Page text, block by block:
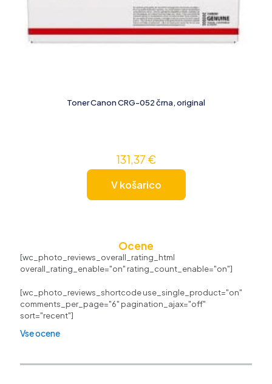
Toner Canon CRG-052 črna, original
131,37 €
V košarico
Ocene
[wc_photo_reviews_overall_rating_html
overall_rating_enable="on" rating_count_enable="on"]
[wc_photo_reviews_shortcode use_single_product="on"
comments_per_page="6" pagination_ajax="off"
sort="recent"]
Vse ocene